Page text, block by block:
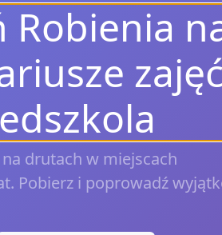
Robienia
zajęć
drutach w miejscach
Pobierz i poprowadź